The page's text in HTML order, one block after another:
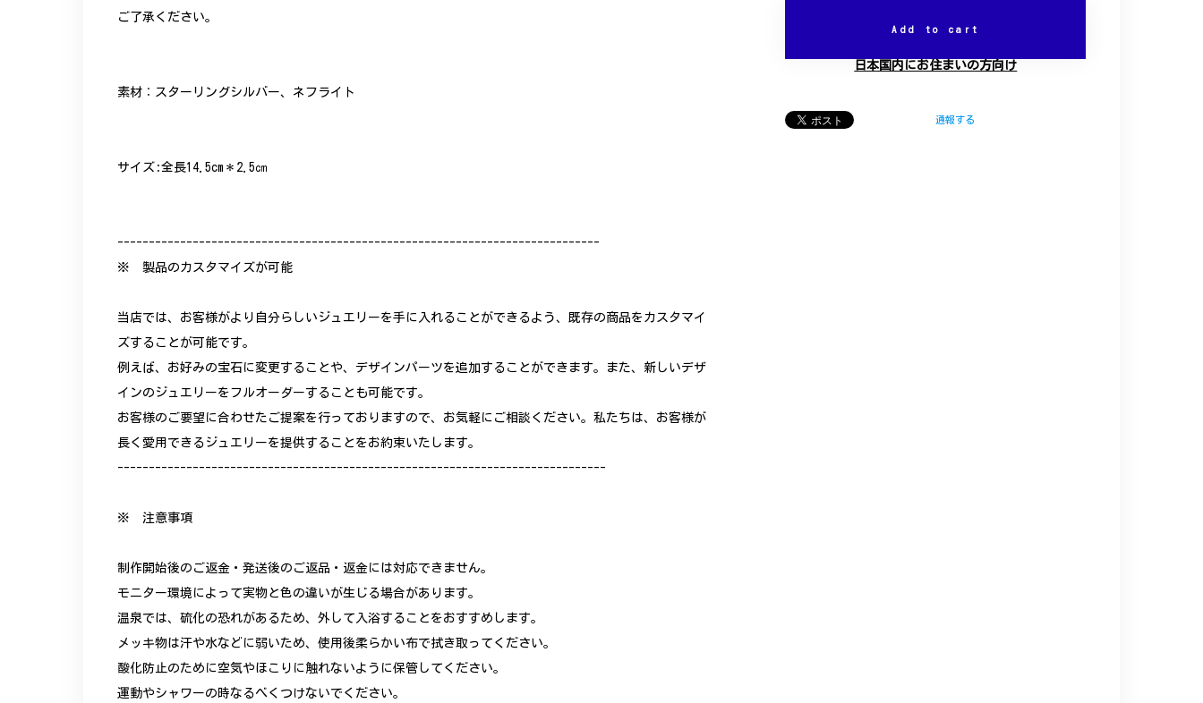
ご了承ください。
素材：スターリングシルバー、ネフライト
サイズ:全長14.5cm＊2.5㎝
-----------------------------------------------------------------------------
※ 製品のカスタマイズが可能
当店では、お客様がより自分らしいジュエリーを手に入れることができるよう、既存の商品をカスタマイ
ズすることが可能です。
例えば、お好みの宝石に変更することや、デザインパーツを追加することができます。また、新しいデザ
インのジュエリーをフルオーダーすることも可能です。
お客様のご要望に合わせたご提案を行っておりますので、お気軽にご相談ください。私たちは、お客様が
長く愛用できるジュエリーを提供することをお約束いたします。
------------------------------------------------------------------------------
※ 注意事項
制作開始後のご返金・発送後のご返品・返金には対応できません。
モニター環境によって実物と色の違いが生じる場合があります。
温泉では、硫化の恐れがあるため、外して入浴することをおすすめします。
メッキ物は汗や水などに弱いため、使用後柔らかい布で拭き取ってください。
酸化防止のために空気やほこりに触れないように保管してください。
運動やシャワーの時なるべくつけないでください。
Add to cart
日本国内にお住まいの方向け
通報する